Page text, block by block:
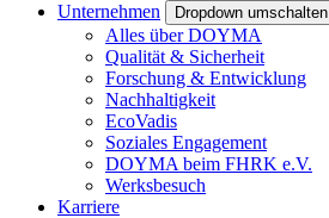
Unternehmen
Dropdown umschalten
Alles über DOYMA
Qualität & Sicherheit
Forschung & Entwicklung
Nachhaltigkeit
EcoVadis
Soziales Engagement
DOYMA beim FHRK e.V.
Werksbesuch
Karriere